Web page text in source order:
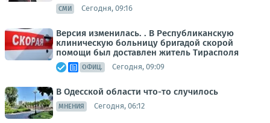
СМИ Сегодня, 09:16
Версия изменилась. . В Республиканскую
клиническую больницу бригадой скорой
помощи был доставлен житель Тирасполя
ОФИЦ. Сегодня, 09:09
В Одесской области что-то случилось
МНЕНИЯ Сегодня, 06:12